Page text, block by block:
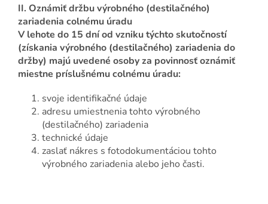
II. Oznámiť držbu výrobného (destilačného)
zariadenia colnému úradu
V lehote do 15 dní od vzniku týchto skutočností
(získania výrobného (destilačného) zariadenia do
držby) majú uvedené osoby za povinnosť oznámiť
miestne príslušnému colnému úradu:
svoje identifikačné údaje
adresu umiestnenia tohto výrobného
(destilačného) zariadenia
technické údaje
zaslať nákres s fotodokumentáciou tohto
výrobného zariadenia alebo jeho časti.